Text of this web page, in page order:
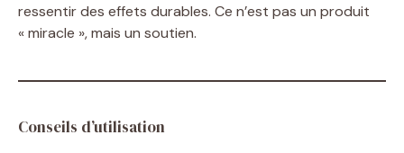
ressentir des effets durables. Ce n’est pas un produit
« miracle », mais un soutien.
Conseils d’utilisation